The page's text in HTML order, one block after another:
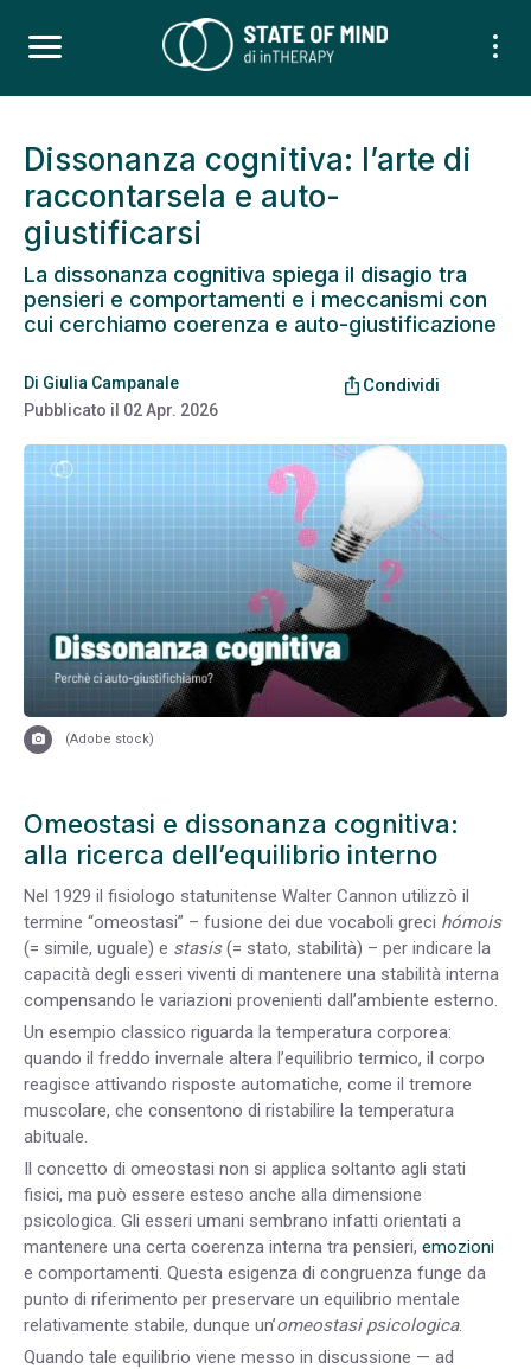
Dissonanza cognitiva: l’arte di
raccontarsela e auto-
giustificarsi
La dissonanza cognitiva spiega il disagio tra
pensieri e comportamenti e i meccanismi con
cui cerchiamo coerenza e auto-giustificazione
Di Giulia Campanale
Pubblicato il 02 Apr. 2026
ios_share Condividi
(Adobe stock)
Omeostasi e dissonanza cognitiva:
alla ricerca dell’equilibrio interno
Nel 1929 il fisiologo statunitense Walter Cannon utilizzò il
termine “omeostasi” – fusione dei due vocaboli greci hómois
(= simile, uguale) e stasis(= stato, stabilità) – per indicare la
capacità degli esseri viventi di mantenere una stabilità interna
compensando le variazioni provenienti dall’ambiente esterno.
Un esempio classico riguarda la temperatura corporea:
quando il freddo invernale altera l’equilibrio termico, il corpo
reagisce attivando risposte automatiche, come il tremore
muscolare, che consentono di ristabilire la temperatura
abituale.
Il concetto di omeostasi non si applica soltanto agli stati
fisici, ma può essere esteso anche alla dimensione
psicologica. Gli esseri umani sembrano infatti orientati a
mantenere una certa coerenza interna tra pensieri, emozioni
e comportamenti. Questa esigenza di congruenza funge da
punto di riferimento per preservare un equilibrio mentale
relativamente stabile, dunque un’omeostasi psicologica.
Quando tale equilibrio viene messo in discussione — ad